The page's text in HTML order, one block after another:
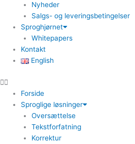
Nyheder
Salgs- og leveringsbetingelser
Sproghjørnet
Whitepapers
Kontakt
English
Forside
Sproglige løsninger
Oversættelse
Tekstforfatning
Korrektur